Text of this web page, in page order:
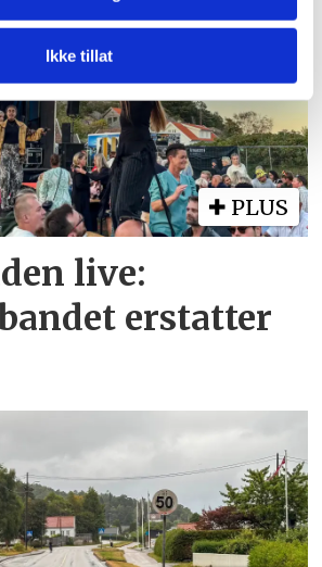
som kan kombinere den
du har gjort tilgjengelig for dem,
inn gjennom din bruk av
Ikke tillat
PLUS
live:
erstatter